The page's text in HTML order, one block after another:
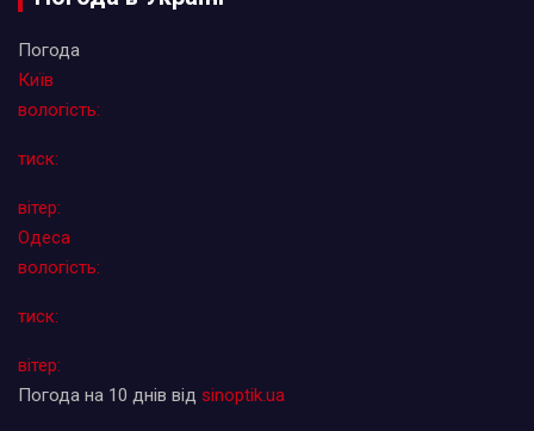
Погода
Київ
вологість:
тиск:
вітер:
Одеса
вологість:
тиск:
вітер:
Погода на 10 днів від sinoptik.ua